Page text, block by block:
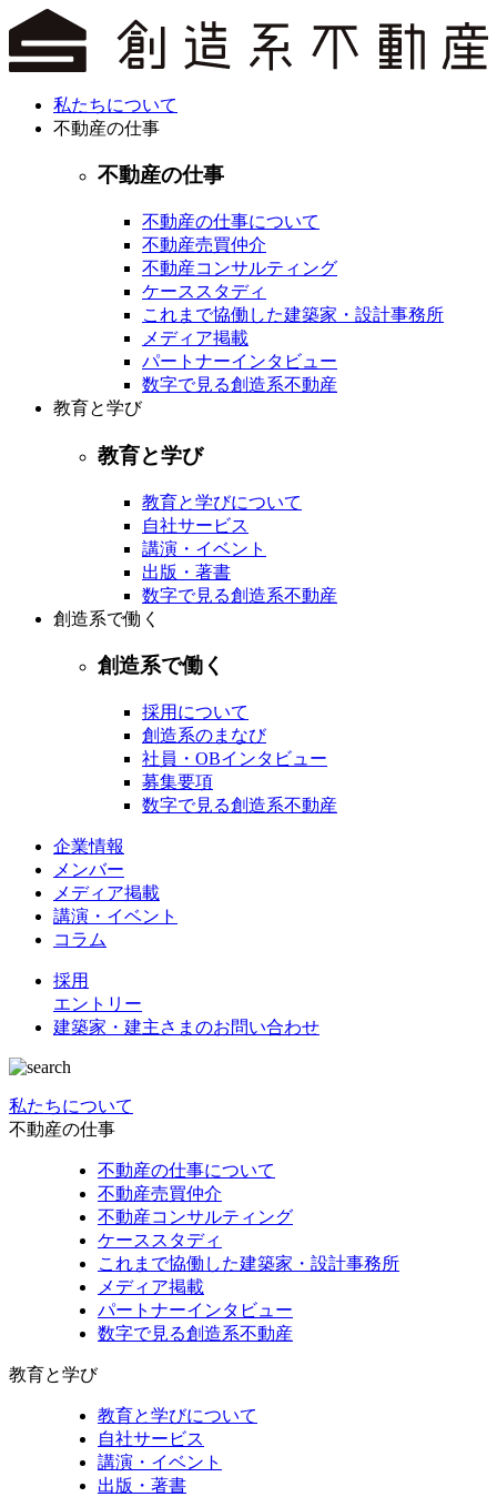
私たちについて
不動産の仕事
不動産の仕事
不動産の仕事について
不動産売買仲介
不動産コンサルティング
ケーススタディ
これまで協働した建築家・設計事務所
メディア掲載
パートナーインタビュー
数字で見る創造系不動産
教育と学び
教育と学び
教育と学びについて
自社サービス
講演・イベント
出版・著書
数字で見る創造系不動産
創造系で働く
創造系で働く
採用について
創造系のまなび
社員・OBインタビュー
募集要項
数字で見る創造系不動産
企業情報
メンバー
メディア掲載
講演・イベント
コラム
採用
エントリー
建築家・建主さまのお問い合わせ
私たちについて
不動産の仕事
不動産の仕事について
不動産売買仲介
不動産コンサルティング
ケーススタディ
これまで協働した建築家・設計事務所
メディア掲載
パートナーインタビュー
数字で見る創造系不動産
教育と学び
教育と学びについて
自社サービス
講演・イベント
出版・著書